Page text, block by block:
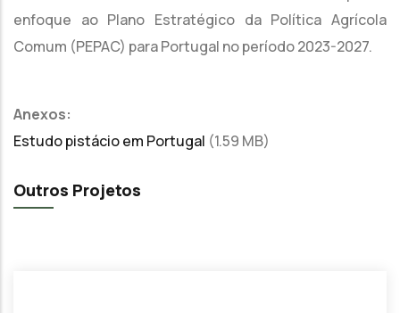
enfoque ao Plano Estratégico da Política Agrícola
Comum (PEPAC) para Portugal no período 2023-2027.
Anexos:
Estudo pistácio em Portugal (1.59 MB)
Outros Projetos